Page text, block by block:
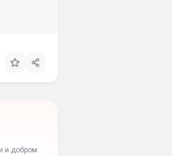
и добром